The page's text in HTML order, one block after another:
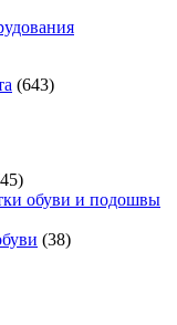
(643)
обуви и подошвы
(38)